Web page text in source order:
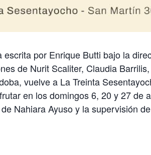
escrita por Enrique Butti bajo la
de Nurit Scaliter, Claudia
vuelve a La Treinta
en los domingos 6, 20 y 27 de
Nahiara Ayuso y la supervisión